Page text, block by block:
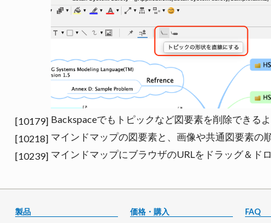
[10179] Backspaceでもトピックなど図要素を削除できる
[10218] マインドマップの図要素と、画像や共通図要素の
[10239] マインドマップにブラウザのURLをドラッグ＆ド
製品
価格・購入
FAQ